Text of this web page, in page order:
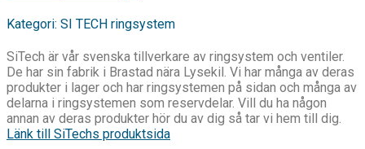
Kategori: SI TECH ringsystem
SiTech är vår svenska tillverkare av ringsystem och ventiler.
De har sin fabrik i Brastad nära Lysekil. Vi har många av deras
produkter i lager och har ringsystemen på sidan och många av
delarna i ringsystemen som reservdelar. Vill du ha någon
annan av deras produkter hör du av dig så tar vi hem till dig.
Länk till SiTechs produktsida